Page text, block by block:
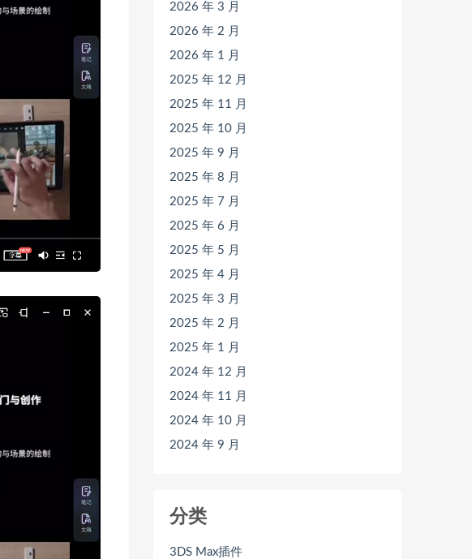
2026 年 3 月
2026 年 2 月
2026 年 1 月
2025 年 12 月
2025 年 11 月
2025 年 10 月
2025 年 9 月
2025 年 8 月
2025 年 7 月
2025 年 6 月
2025 年 5 月
2025 年 4 月
2025 年 3 月
2025 年 2 月
2025 年 1 月
2024 年 12 月
2024 年 11 月
2024 年 10 月
2024 年 9 月
分类
3DS Max插件